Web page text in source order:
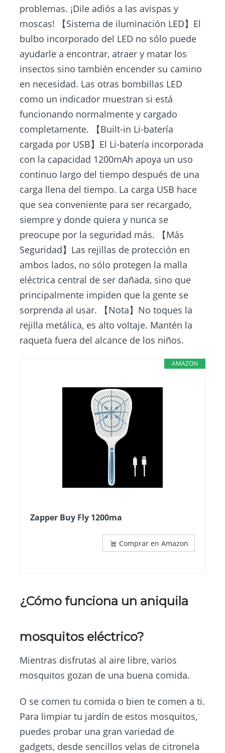
problemas. ¡Dile adiós a las avispas y
moscas! 【Sistema de iluminación LED】El
bulbo incorporado del LED no sólo puede
ayudarle a encontrar, atraer y matar los
insectos sino también encender su camino
en necesidad. Las otras bombillas LED
como un indicador muestran si está
funcionando normalmente y cargado
completamente. 【Built-in Li-batería
cargada por USB】El Li-batería incorporada
con la capacidad 1200mAh apoya un uso
continuo largo del tiempo después de una
carga llena del tiempo. La carga USB hace
que sea conveniente para ser recargado,
siempre y donde quiera y nunca se
preocupe por la seguridad más. 【Más
Seguridad】Las rejillas de protección en
ambos lados, no sólo protegen la malla
eléctrica central de ser dañada, sino que
principalmente impiden que la gente se
sorprenda al usar. 【Nota】No toques la
rejilla metálica, es alto voltaje. Mantén la
raqueta fuera del alcance de los niños.
AMAZON
Zapper Buy Fly 1200ma
Comprar en Amazon
¿Cómo funciona un aniquila
mosquitos eléctrico?
Mientras disfrutas al aire libre, varios
mosquitos gozan de una buena comida.
O se comen tu comida o bien te comen a ti.
Para limpiar tu jardín de estos mosquitos,
puedes probar una gran variedad de
gadgets, desde sencillos velas de citronela